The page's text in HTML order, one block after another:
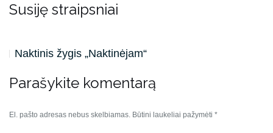
Susiję straipsniai
Naktinis žygis „Naktinėjam“
Parašykite komentarą
El. pašto adresas nebus skelbiamas. Būtini laukeliai pažymėti *